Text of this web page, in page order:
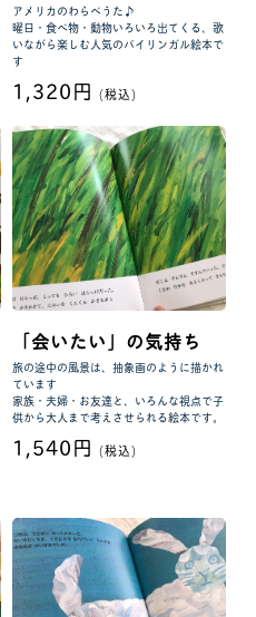
アメリカのわらべうた♪
曜日・食べ物・動物いろいろ出てくる、歌
いながら楽しむ人気のバイリンガル絵本で
す
1,320円 (税込)
「会いたい」の気持ち
旅の途中の風景は、抽象画のように描かれ
ています
家族・夫婦・お友達と、いろんな視点で子
供から大人まで考えさせられる絵本です。
1,540円 (税込)